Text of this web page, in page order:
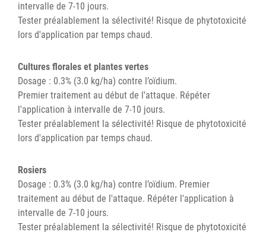
intervalle de 7-10 jours.
Tester préalablement la sélectivité! Risque de phytotoxicité
lors d'application par temps chaud.
Cultures florales et plantes vertes
Dosage : 0.3% (3.0 kg/ha) contre l’oïdium.
Premier traitement au début de l'attaque. Répéter
l'application à intervalle de 7-10 jours.
Tester préalablement la sélectivité! Risque de phytotoxicité
lors d'application par temps chaud.
Rosiers
Dosage : 0.3% (3.0 kg/ha) contre l’oïdium. Premier
traitement au début de l'attaque. Répéter l'application à
intervalle de 7-10 jours.
Tester préalablement la sélectivité! Risque de phytotoxicité